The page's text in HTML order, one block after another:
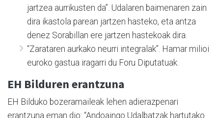
jartzea aurrikusten da”. Udalaren baimenaren zain
dira ikastola parean jartzen hasteko, eta antza
denez Sorabillan ere jartzen hastekoak dira.
“Zarataren aurkako neurri integralak”. Hamar milioi
euroko gastua iragarri du Foru Diputatuak.
EH Bilduren erantzuna
EH Bilduko bozeramaileak lehen adierazpenari
erantzuna eman dio: “Andoaingo Udalbatzak hartutako